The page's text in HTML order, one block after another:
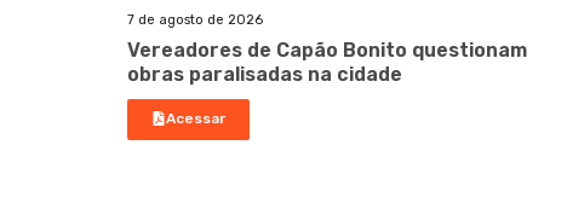
7 de agosto de 2026
Vereadores de Capão Bonito questionam
obras paralisadas na cidade
Acessar